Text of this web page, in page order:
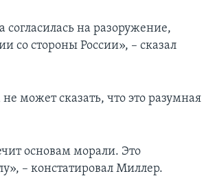
на разоружение,
со стороны России», – сказал
может сказать, что это разумная
основам морали. Это
– констатировал Миллер.